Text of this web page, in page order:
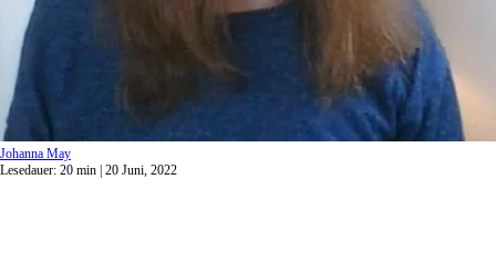
Johanna May
Lesedauer: 20 min | 20 Juni, 2022